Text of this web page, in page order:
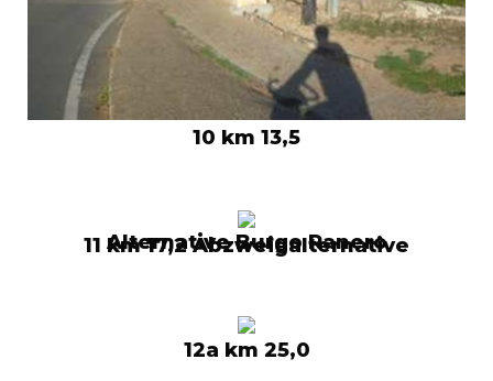
10 km 13,5
11 km 17,2 Abzweigalternative
Alternative Burgo Ranero
12a km 25,0